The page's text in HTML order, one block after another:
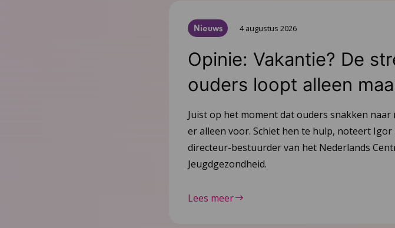
Nieuws 4 augustus 2026
Opinie: Vakantie? De
ouders loopt alleen
Juist op het moment dat ouders snakken naar
er alleen voor. Schiet hen te hulp, noteert Igor
directeur-bestuurder van het Nederlands
Jeugdgezondheid.
Lees meer